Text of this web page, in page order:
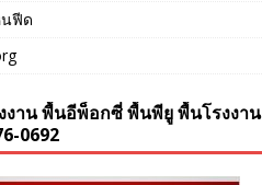
นฟีด
งาน พื้นอีพ็อกซี่ พื้นพียู พื้นโรงงาน
0692